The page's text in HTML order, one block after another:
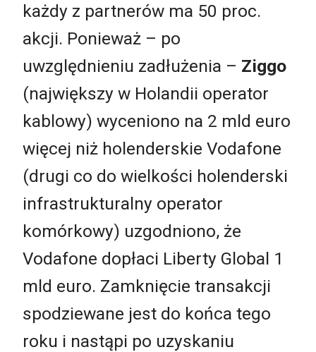
każdy z partnerów ma 50 proc.
akcji. Ponieważ – po
uwzględnieniu zadłużenia – Ziggo
(największy w Holandii operator
kablowy) wyceniono na 2 mld euro
więcej niż holenderskie Vodafone
(drugi co do wielkości holenderski
infrastrukturalny operator
komórkowy) uzgodniono, że
Vodafone dopłaci Liberty Global 1
mld euro. Zamknięcie transakcji
spodziewane jest do końca tego
roku i nastąpi po uzyskaniu